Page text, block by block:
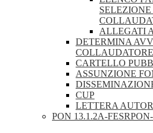
ALLEGATI
DETERMINA
CARTELLO
ASSUNZIONE
CUP
LETTERA
PON 13.1.2A-